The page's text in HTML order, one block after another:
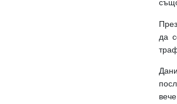
да